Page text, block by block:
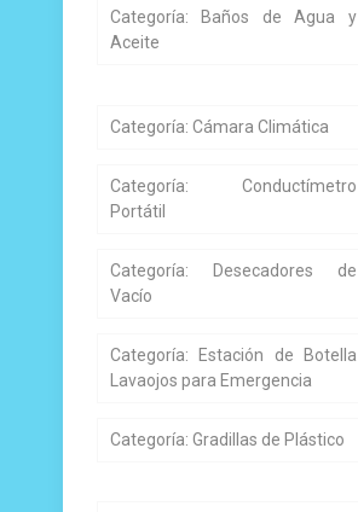
Categoría: Baños de Agua y
Aceite
Categoría: Cámara Climática
Categoría: Conductímetro
Portátil
Categoría: Desecadores de
Vacío
Categoría: Estación de Botella
Lavaojos para Emergencia
Categoría: Gradillas de Plástico